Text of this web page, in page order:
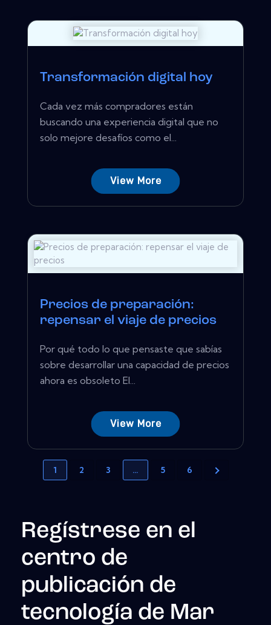
Transformación digital hoy
Cada vez más compradores están
buscando una experiencia digital que no
solo mejore desafíos como el...
View More
Precios de preparación:
repensar el viaje de precios
Por qué todo lo que pensaste que sabías
sobre desarrollar una capacidad de precios
ahora es obsoleto El...
View More
1 2 3 … 5 6
Regístrese en el
centro de
publicación de
tecnología de Mar